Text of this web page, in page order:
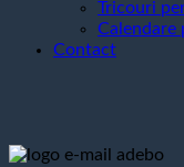
Tricouri
Calendare
Contact